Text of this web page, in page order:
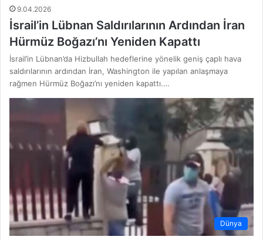
9.04.2026
İsrail’in Lübnan Saldırılarının Ardından İran
Hürmüz Boğazı’nı Yeniden Kapattı
İsrail’in Lübnan’da Hizbullah hedeflerine yönelik geniş çaplı hava
saldırılarının ardından İran, Washington ile yapılan anlaşmaya
rağmen Hürmüz Boğazı’nı yeniden kapattı.…
Dünya